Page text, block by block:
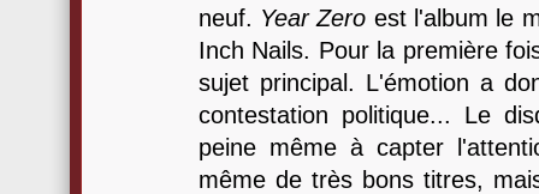
neuf. Year Zero est l'album le
Inch Nails. Pour la première
sujet principal. L'émotion a
contestation politique... Le
peine même à capter
même de très bons titres,